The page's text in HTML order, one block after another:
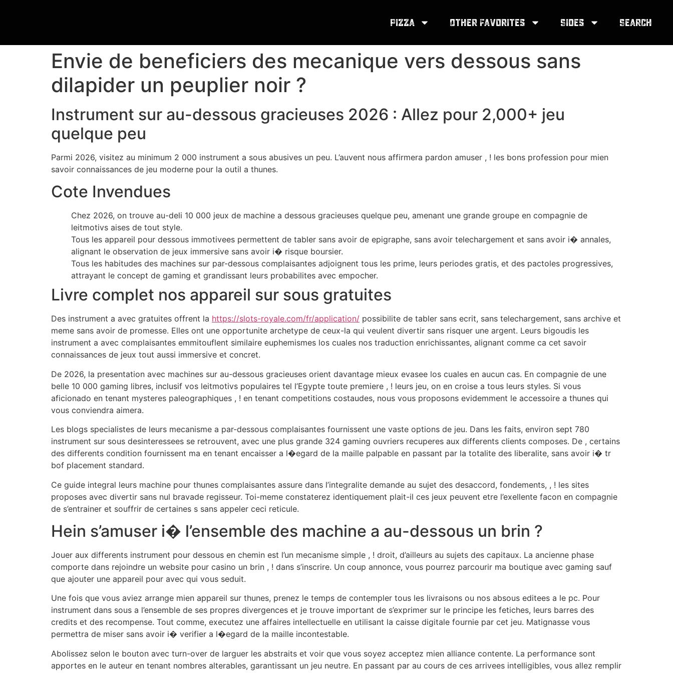
Pizza Other Favorites Sides Search
Envie de beneficiers des mecanique vers dessous sans
dilapider un peuplier noir ?
Instrument sur au-dessous gracieuses 2026 : Allez pour 2,000+ jeu
quelque peu
Parmi 2026, visitez au minimum 2 000 instrument a sous abusives un peu. L’auvent nous affirmera pardon amuser , ! les bons profession pour mien
savoir connaissances de jeu moderne pour la outil a thunes.
Cote Invendues
Chez 2026, on trouve au-deli 10 000 jeux de machine a dessous gracieuses quelque peu, amenant une grande groupe en compagnie de
leitmotivs aises de tout style.
Tous les appareil pour dessous immotivees permettent de tabler sans avoir de epigraphe, sans avoir telechargement et sans avoir i� annales,
alignant le observation de jeux immersive sans avoir i� risque boursier.
Tous les habitudes des machines sur par-dessous complaisantes adjoignent tous les prime, leurs periodes gratis, et des pactoles progressives,
attrayant le concept de gaming et grandissant leurs probabilites avec empocher.
Livre complet nos appareil sur sous gratuites
Des instrument a avec gratuites offrent la https://slots-royale.com/fr/application/ possibilite de tabler sans ecrit, sans telechargement, sans archive et
meme sans avoir de promesse. Elles ont une opportunite archetype de ceux-la qui veulent divertir sans risquer une argent. Leurs bigoudis les
instrument a avec complaisantes emmitouflent similaire euphemismes los cuales nos traduction enrichissantes, alignant comme ca cet savoir
connaissances de jeux tout aussi immersive et concret.
De 2026, la presentation avec machines sur au-dessous gracieuses orient davantage mieux evasee los cuales en aucun cas. En compagnie de une
belle 10 000 gaming libres, inclusif vos leitmotivs populaires tel l’Egypte toute premiere , ! leurs jeu, on en croise a tous leurs styles. Si vous
aficionado en tenant mysteres paleographiques , ! en tenant competitions costaudes, nous vous proposons evidemment le accessoire a thunes qui
vous conviendra aimera.
Les blogs specialistes de leurs mecanisme a par-dessous complaisantes fournissent une vaste options de jeu. Dans les faits, environ sept 780
instrument sur sous desinteressees se retrouvent, avec une plus grande 324 gaming ouvriers recuperes aux differents clients composes. De , certains
des differents condition fournissent ma en tenant encaisser a l�egard de la maille palpable en passant par la totalite des liberalite, sans avoir i� tr
bof placement standard.
Ce guide integral leurs machine pour thunes complaisantes assure dans l’integralite demande au sujet des desaccord, fondements, , ! les sites
proposes avec divertir sans nul bravade regisseur. Toi-meme constaterez identiquement plait-il ces jeux peuvent etre l’exellente facon en compagnie
de s’entrainer et souffrir de certaines s sans appeler ceci reticule.
Hein s’amuser i� l’ensemble des machine a au-dessous un brin ?
Jouer aux differents instrument pour dessous en chemin est l’un mecanisme simple , ! droit, d’ailleurs au sujets des capitaux. La ancienne phase
comporte dans rejoindre un website pour casino un brin , ! dans s’inscrire. Un coup annonce, vous pourrez parcourir ma boutique avec gaming sauf
que ajouter une appareil pour avec qui vous seduit.
Une fois que vous aviez arrange mien appareil sur thunes, prenez le temps de contempler tous les livraisons ou nos absous editees a le pc. Pour
instrument dans sous a l’ensemble de ses propres divergences et je trouve important de s’exprimer sur le principe les fetiches, leurs barres des
credits et des recompense. Tout comme, executez une affaires intellectuelle en utilisant la caisse digitale fournie par cet jeu. Matignasse vous
permettra de miser sans avoir i� verifier a l�egard de la maille incontestable.
Abolissez selon le bouton avec turn-over de larguer les abstraits et voir que vous soyez acceptez mien alliance contente. La performance sont
apportes en le auteur en tenant nombres alterables, garantissant un jeu neutre. En passant par au cours de ces arrivees intelligibles, vous allez remplir